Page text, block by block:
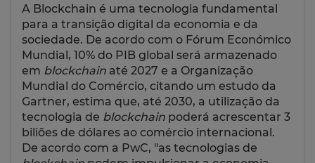
A Blockchain é uma tecnologia fundamental
para a transição digital da economia e da
sociedade. De acordo com o Fórum Económico
Mundial, 10% do PIB global será armazenado
em blockchain até 2027 e a Organização
Mundial do Comércio, citando um estudo da
Gartner, estima que, até 2030, a utilização da
tecnologia de blockchain poderá acrescentar 3
biliões de dólares ao comércio internacional.
De acordo com a PwC, "as tecnologias de